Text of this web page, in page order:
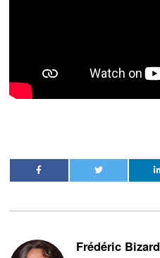
Frédéric Bizard